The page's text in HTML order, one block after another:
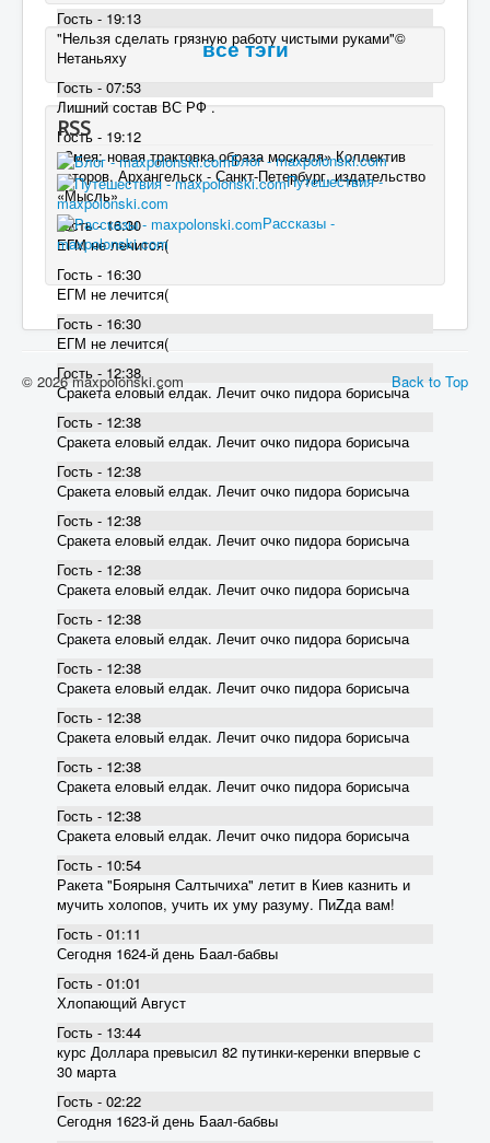
Гость - 19:13
"Нельзя сделать грязную работу чистыми руками"©
Нетаньяху
Гость - 07:53
Лишний состав ВС РФ .
Гость - 19:12
«Змея: новая трактовка образа москаля» Коллектив
авторов. Архангельск - Санкт-Петербург, издательство
«Мысль»
Гость - 16:30
ЕГМ не лечится(
Гость - 16:30
ЕГМ не лечится(
Гость - 16:30
ЕГМ не лечится(
Гость - 12:38
Сракета еловый елдак. Лечит очко пидора борисыча
Гость - 12:38
Сракета еловый елдак. Лечит очко пидора борисыча
Гость - 12:38
Сракета еловый елдак. Лечит очко пидора борисыча
Гость - 12:38
Сракета еловый елдак. Лечит очко пидора борисыча
Гость - 12:38
Сракета еловый елдак. Лечит очко пидора борисыча
Гость - 12:38
Сракета еловый елдак. Лечит очко пидора борисыча
Гость - 12:38
Сракета еловый елдак. Лечит очко пидора борисыча
Гость - 12:38
Сракета еловый елдак. Лечит очко пидора борисыча
Гость - 12:38
Сракета еловый елдак. Лечит очко пидора борисыча
Гость - 12:38
Сракета еловый елдак. Лечит очко пидора борисыча
Гость - 10:54
Ракета "Боярыня Салтычиха" летит в Киев казнить и
мучить холопов, учить их уму разуму. ПиZда вам!
Гость - 01:11
Сегодня 1624-й день Баал-бабвы
Гость - 01:01
Хлопающий Август
Гость - 13:44
курс Доллара превысил 82 пyтинки-керенки впервые с
30 марта
Гость - 02:22
Сегодня 1623-й день Баал-бабвы
все тэги
RSS
Блог - maxpolonski.com
Путешествия -
maxpolonski.com
Рассказы -
maxpolonski.com
Back to Top
© 2026 maxpolonski.com